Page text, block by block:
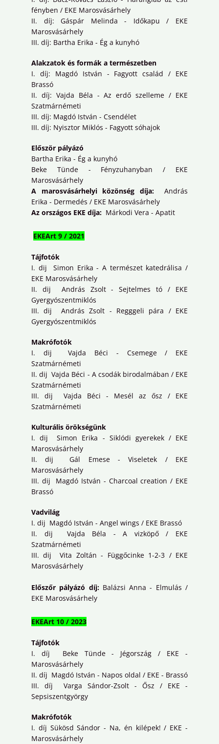
fényben / EKE Marosvásárhely
II. díj: Gáspár Melinda - Időkapu / EKE
Marosvásárhely
III. díj: Bartha Erika - Ég a kunyhó
Alakzatok és formák a természetben
I. díj: Magdó István - Fagyott család / EKE
Brassó
II. díj: Vajda Béla - Az erdő szelleme / EKE
Szatmárnémeti
III. díj: Magdó István - Csendélet
III. díj: Nyisztor Miklós - Fagyott sóhajok
Először pályázó
Bartha Erika - Ég a kunyhó
Beke Tünde - Fényzuhanyban / EKE
Marosvásárhely
A marosvásárhelyi közönség díja: András
Erika - Dermedés / EKE Marosvásárhely
Az országos EKE díja: Márkodi Vera - Apatit
EKEArt 9 / 2021
Tájfotók
I. dij Simon Erika - A természet katedrálisa /
EKE Marosvásárhely
II. dij András Zsolt - Sejtelmes tó / EKE
Gyergyószentmiklós
III. dij András Zsolt - Regggeli pára / EKE
Gyergyószentmiklós
Makrófotók
I. dij Vajda Béci - Csemege / EKE
Szatmárnémeti
II. dij Vajda Béci - A csodák birodalmában / EKE
Szatmárnémeti
III. dij Vajda Béci - Mesél az ősz / EKE
Szatmárnémeti
Kulturális örökségünk
I. dij Simon Erika - Siklódi gyerekek / EKE
Marosvásárhely
II. dij Gál Emese - Viseletek / EKE
Marosvásárhely
III. dij Magdó István - Charcoal creation / EKE
Brassó
Vadvilág
I. dij Magdó István - Angel wings / EKE Brassó
II. dij Vajda Béla - A vizköpő / EKE
Szatmárnémeti
III. dij Vita Zoltán - Függőcinke 1-2-3 / EKE
Marosvásárhely
Előszőr pályázó díj:Balázsi Anna - Elmulás /
EKE Marosvásárhely
EKEArt 10 / 2023
Tájfotók
I. díj Beke Tünde - Jégország / EKE -
Marosvásárhely
II. díj Magdó István - Napos oldal / EKE - Brassó
III. díj Varga Sándor-Zsolt - Ősz / EKE -
Sepsiszentgyörgy
Makrófotók
I. díj Sükösd Sándor - Na, én kilépek! / EKE -
Marosvásárhely